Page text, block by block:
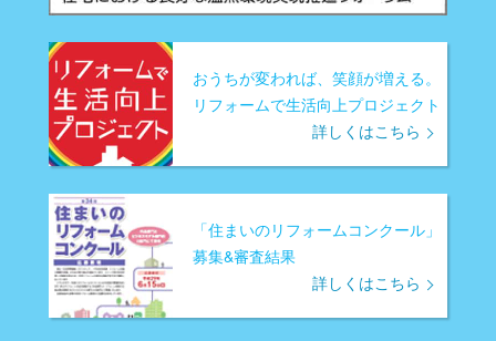
おうちが変われば、笑顔が増える。
リフォームで生活向上プロジェクト
詳しくはこちら
「住まいのリフォームコンクール」
募集&審査結果
詳しくはこちら